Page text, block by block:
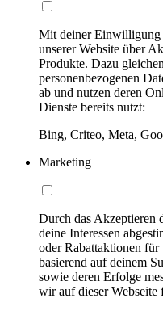
Mit deiner Einwilligung
unserer Website über
Produkte. Dazu
personenbezogenen
ab und nutzen deren
Dienste bereits nutzt:
Bing, Criteo, Meta,
Marketing
Durch das Akzeptieren
deine Interessen
oder Rabattaktionen für
basierend auf deinem
sowie deren Erfolge
wir auf dieser Webseite